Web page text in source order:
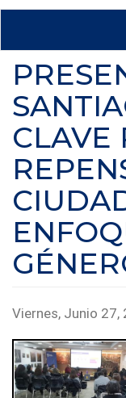
CLAVE
Viernes, Junio 27,